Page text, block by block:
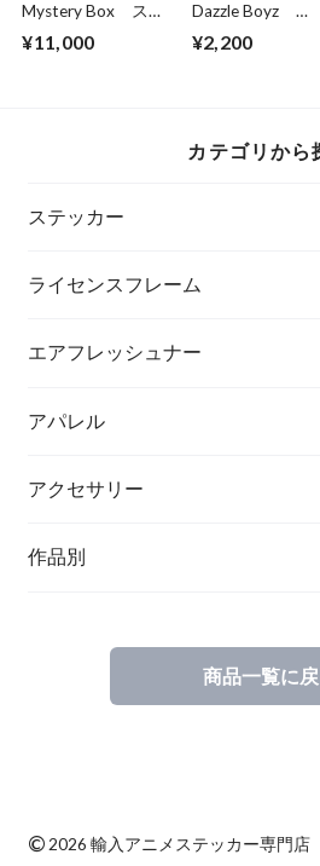
Mystery Box ステ
ッカー10枚パック
¥11,000
Dazzle Boyz
Onodera Kisscut
¥2,200
カテゴリから
ステッカー
ライセンスフレーム
エアフレッシュナー
アパレル
アクセサリー
作品別
商品一覧に
© 2026 輸入アニメステッカー専門